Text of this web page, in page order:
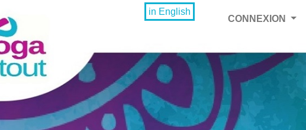
in English
CONNEXION